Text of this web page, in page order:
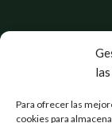
Para ofrecer las
cookies para